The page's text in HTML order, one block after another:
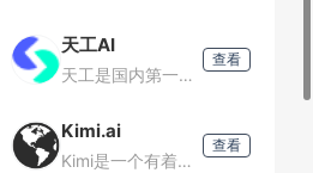
天工AI
天工是国内第一款AI搜索引擎，它能够理解用户意图，搜索全网海量信息，并通过人工智能技术，归纳、概括、整合这些信息，输出高质量、无广告的搜索结果，还能够把搜索结果自动整理为脑图和大纲，支持专业的学术科研
查看
Kimi.ai
Kimi是一个有着超大“内存”的智能助手，可以一口气读完二十万字的小说，还会上网冲浪，快来跟他聊聊吧|Kimi.ai-MoonshotAI出品的智能助手
查看